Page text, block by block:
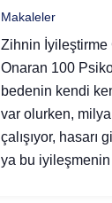
Makaleler
Zihnin İyileştirme
Onaran 100
bedenin kendi
var olurken,
çalışıyor, hasarı
ya bu